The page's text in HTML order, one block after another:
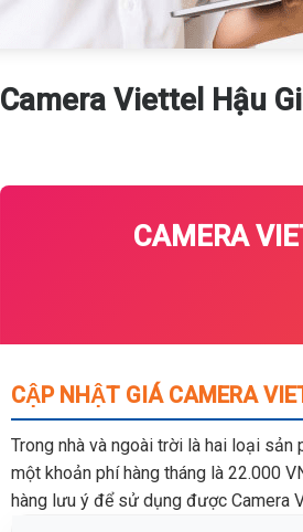
Camera Viettel Hậu
CAMERA
CẬP NHẬT GIÁ CAMERA
Trong nhà và ngoài trời là hai loại
một khoản phí hàng tháng là 22.000
hàng lưu ý để sử dụng được Camera